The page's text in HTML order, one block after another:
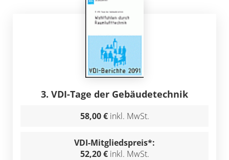
3. VDI-Tage der Gebäudetechnik
58,00 € inkl. MwSt.
VDI-Mitgliedspreis*:
52,20 € inkl. MwSt.